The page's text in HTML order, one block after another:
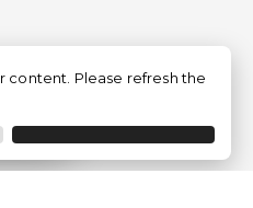
content. Please refresh the